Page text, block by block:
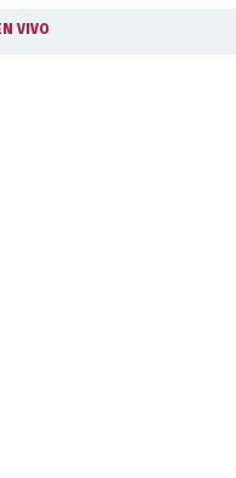
de las apuestas online
VIVO